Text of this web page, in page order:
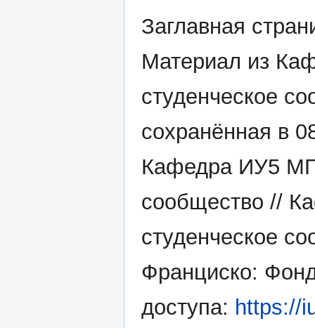
Заглавная
Материал из
студенческое
сохранённая в
Кафедра ИУ5
сообщество //
студенческое
Франциско:
доступа: https://